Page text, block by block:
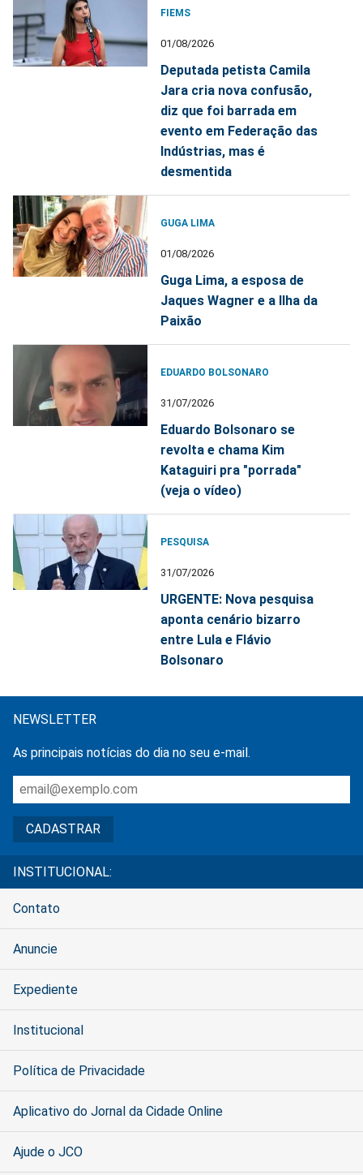
FIEMS
01/08/2026
Deputada petista Camila
Jara cria nova confusão,
diz que foi barrada em
evento em Federação das
Indústrias, mas é
desmentida
GUGA LIMA
01/08/2026
Guga Lima, a esposa de
Jaques Wagner e a Ilha da
Paixão
EDUARDO BOLSONARO
31/07/2026
Eduardo Bolsonaro se
revolta e chama Kim
Kataguiri pra "porrada"
(veja o vídeo)
PESQUISA
31/07/2026
URGENTE: Nova pesquisa
aponta cenário bizarro
entre Lula e Flávio
Bolsonaro
NEWSLETTER
As principais notícias do dia no seu e-mail.
INSTITUCIONAL:
Contato
Anuncie
Expediente
Institucional
Política de Privacidade
Aplicativo do Jornal da Cidade Online
Ajude o JCO